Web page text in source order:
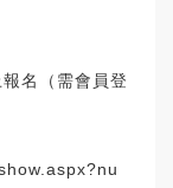
名（需會員登